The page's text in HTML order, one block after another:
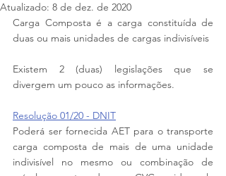
Atualizado: 8 de dez. de 2020
Carga Composta é a carga constituída de
duas ou mais unidades de cargas indivisíveis
Existem 2 (duas) legislações que se
divergem um pouco as informações.
Resolução 01/20 - DNIT
Poderá ser fornecida AET para o transporte
carga composta de mais de uma unidade
indivisível no mesmo ou combinação de